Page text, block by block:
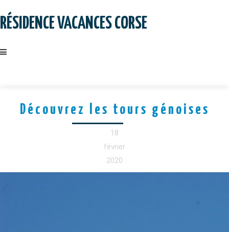
toRÉSIDENCE VACANCES CORSE
Découvrez les tours génoises
18
février
2020